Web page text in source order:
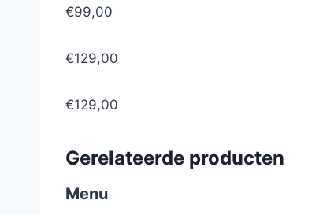
€99,00
€129,00
€129,00
Gerelateerde producten
Menu